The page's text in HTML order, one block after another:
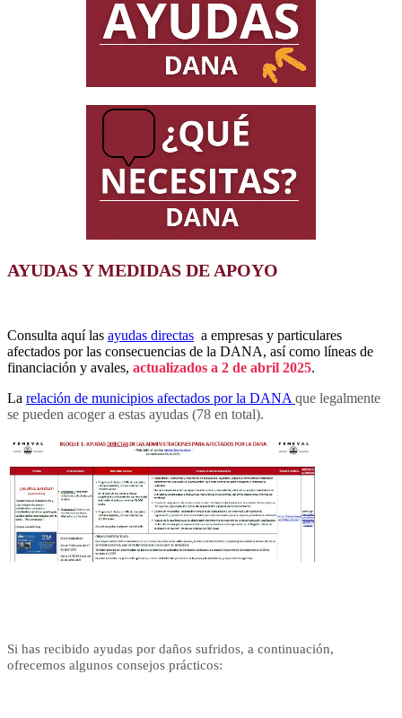
AYUDAS Y MEDIDAS DE APOYO
Consulta aquí las ayudas directas a empresas y particulares
afectados por las consecuencias de la DANA, así como líneas de
financiación y avales, actualizados a 2 de abril 2025.
La relación de municipios afectados por la DANA que legalmente
se pueden acoger a estas ayudas (78 en total).
Si has recibido ayudas por daños sufridos, a continuación,
ofrecemos algunos consejos prácticos: